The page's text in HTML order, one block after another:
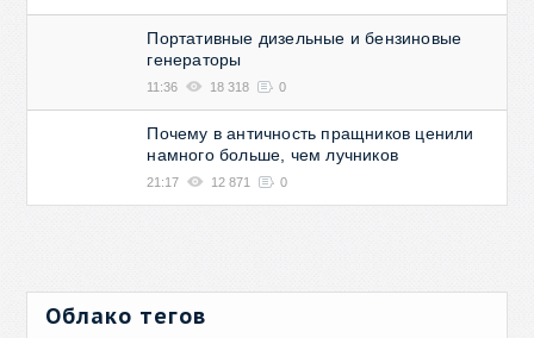
Портативные дизельные и бензиновые
генераторы
11:36 18 318 0
Почему в античность пращников ценили
намного больше, чем лучников
21:17 12 871 0
Облако тегов